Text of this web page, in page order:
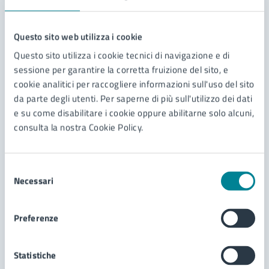
Questo sito web utilizza i cookie
Questo sito utilizza i cookie tecnici di navigazione e di
sessione per garantire la corretta fruizione del sito, e
cookie analitici per raccogliere informazioni sull'uso del sito
da parte degli utenti. Per saperne di più sull'utilizzo dei dati
e su come disabilitare i cookie oppure abilitarne solo alcuni,
consulta la nostra Cookie Policy.
delNecessari
Preferenze
Statistiche
Ambiente
Clicca qui per visualizzare i contenuti editoriali relativi
all'area tematica "Ambiente"